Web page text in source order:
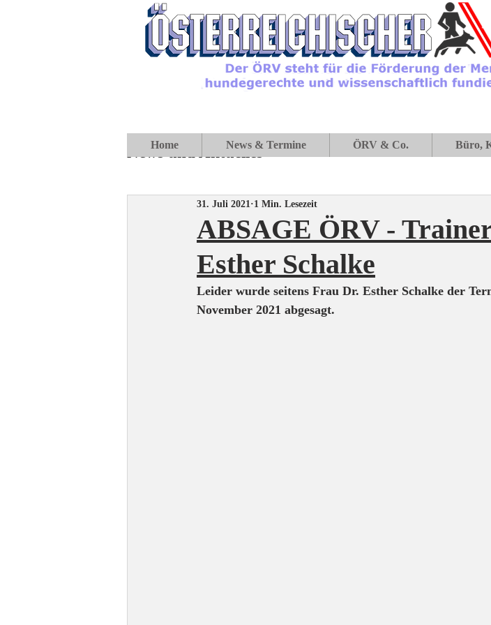
News und Aktuelles
ABSAGE ÖRV -
Esther Schalke
31. Juli 2021 1 Min. Lesezeit
Leider wurde seitens Frau Dr. Esther Schalke der
November 2021 abgesagt.
Home News & Termine ÖRV & Co. Büro,